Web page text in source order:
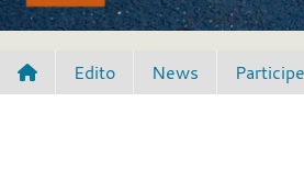
Edito News